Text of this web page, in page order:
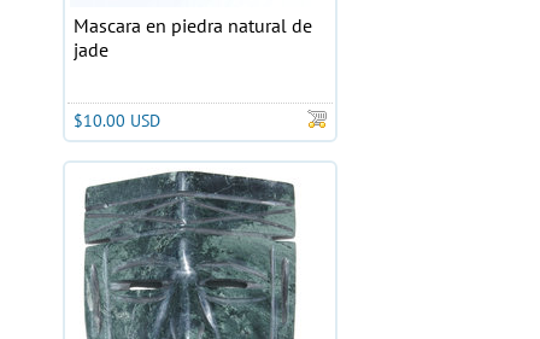
Mascara en piedra natural de
jade
$10.00 USD